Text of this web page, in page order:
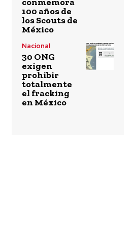
100 años de
los Scouts de
México
Nacional
30 ONG
exigen
prohibir
totalmente
el fracking
en México